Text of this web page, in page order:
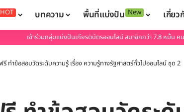
HOT บทความ พื้นที่แบ่งปัน New เกี่ยว
เข้าร่วมกลุ่มแบ่งปันเกียรติบัตรออนไลน์ สมาชิกกว่า 7.8 หมื่น
ทำข้อสอบวัดระดับความรู้ เรื่อง ความรู้ทางรัฐศาสตร์ทั่วไปออนไลน์ ชุด 2